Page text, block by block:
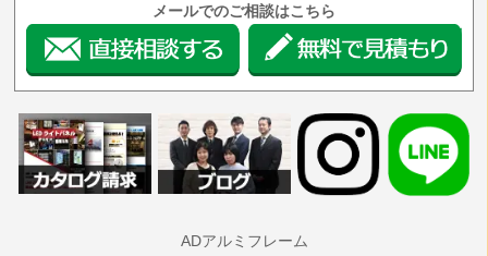
メールでのご相談はこちら
ADアルミフレーム